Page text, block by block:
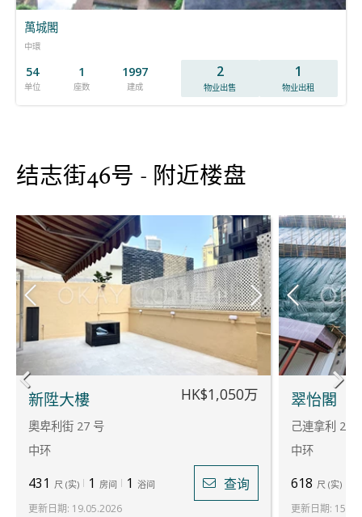
萬城閣
中環
54
单位
1
座数
1997
建成
2
物业出售
1
物业出租
结志街46号 - 附近楼盘
新陞大樓
奧卑利街 27 号
中环
HK$1,050万
431 尺 (实) 1 房间 1 浴间 查询
更新日期: 19.05.2026
翠怡閣
己連拿利 2 号
中环
618 尺 (实)
更新日期: